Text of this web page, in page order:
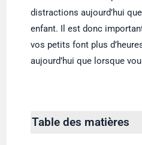
distractions aujourd’hui
enfant. Il est donc
vos petits font plus
aujourd’hui que lorsque
Table des matières